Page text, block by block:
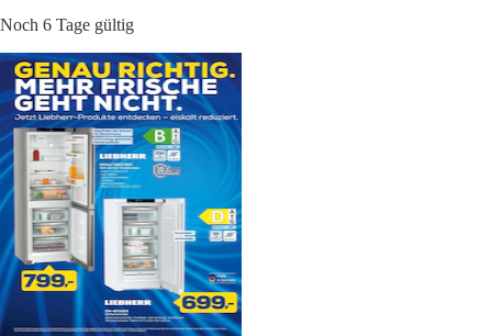
Noch 6 Tage gültig